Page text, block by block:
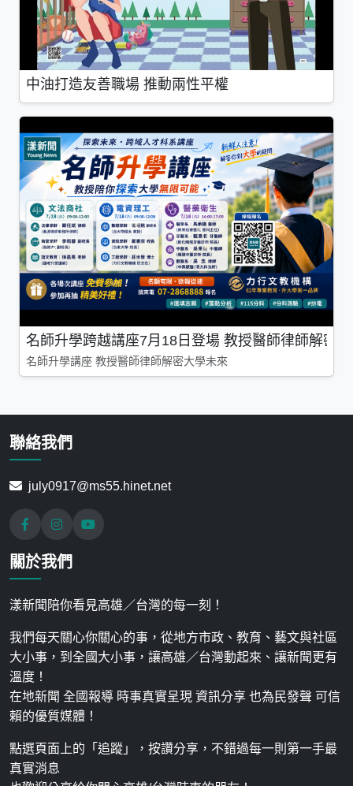
中油打造友善職場 推動兩性平權
名師升學跨越講座7月18日登場 教授醫師律師解密
名師升學講座 教授醫師律師解密大學未來
聯絡我們
july0917@ms55.hinet.net
關於我們
漾新聞陪你看見高雄／台灣的每一刻！
我們每天關心你關心的事，從地方市政、教育、藝文與社區
大小事，到全國大小事，讓高雄／台灣動起來、讓新聞更有
溫度！
在地新聞 全國報導 時事真實呈現 資訊分享 也為民發聲 可信
賴的優質媒體！
點選頁面上的「追蹤」，按讚分享，不錯過每一則第一手最
真實消息